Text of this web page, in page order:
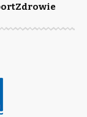
Zdrowie